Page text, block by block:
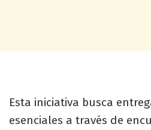
Esta iniciativa busca
esenciales a través de